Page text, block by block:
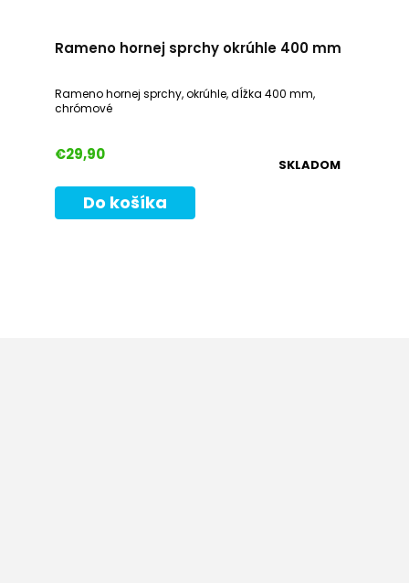
Rameno hornej sprchy okrúhle 400 mm
SKLADOM
€29,90
Do košíka
Rameno hornej sprchy, okrúhle, dĺžka 400 mm,
chrómové